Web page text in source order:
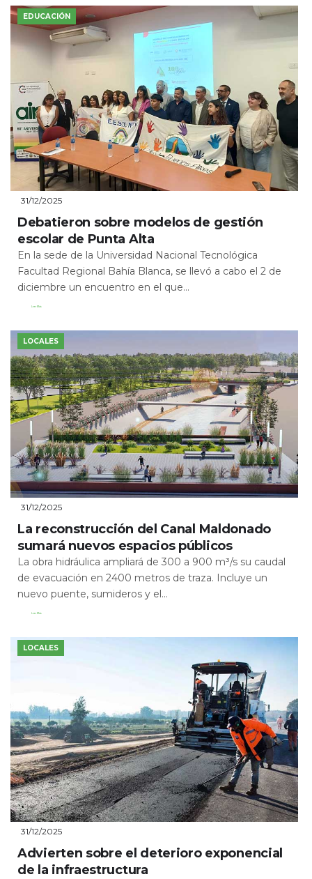
EDUCACIÓN
31/12/2025
Debatieron sobre modelos de gestión
escolar de Punta Alta
En la sede de la Universidad Nacional Tecnológica
Facultad Regional Bahía Blanca, se llevó a cabo el 2 de
diciembre un encuentro en el que...
Leer Más
LOCALES
31/12/2025
La reconstrucción del Canal Maldonado
sumará nuevos espacios públicos
La obra hidráulica ampliará de 300 a 900 m³/s su caudal
de evacuación en 2400 metros de traza. Incluye un
nuevo puente, sumideros y el...
Leer Más
LOCALES
31/12/2025
Advierten sobre el deterioro exponencial
de la infraestructura